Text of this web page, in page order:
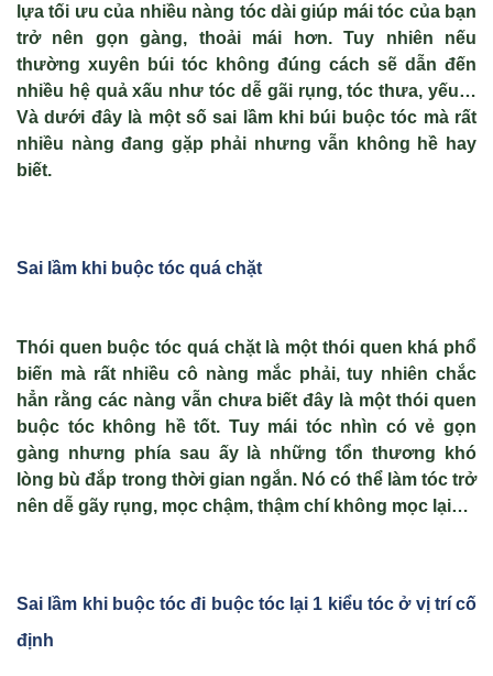
lựa tối ưu của nhiều nàng tóc dài giúp mái tóc của bạn
trở nên gọn gàng, thoải mái hơn. Tuy nhiên nếu
thường xuyên búi tóc không đúng cách sẽ dẫn đến
nhiều hệ quả xấu như tóc dễ gãi rụng, tóc thưa, yếu…
Và dưới đây là một số sai lầm khi búi buộc tóc mà rất
nhiều nàng đang gặp phải nhưng vẫn không hề hay
biết.
Sai lầm khi buộc tóc quá chặt
Thói quen buộc tóc quá chặt là một thói quen khá phổ
biến mà rất nhiều cô nàng mắc phải, tuy nhiên chắc
hẳn rằng các nàng vẫn chưa biết đây là một thói quen
buộc tóc không hề tốt. Tuy mái tóc nhìn có vẻ gọn
gàng nhưng phía sau ấy là những tổn thương khó
lòng bù đắp trong thời gian ngắn. Nó có thể làm tóc trở
nên dễ gãy rụng, mọc chậm, thậm chí không mọc lại…
Sai lầm khi buộc tóc đi buộc tóclại 1 kiểu tócở vị trí cố
định